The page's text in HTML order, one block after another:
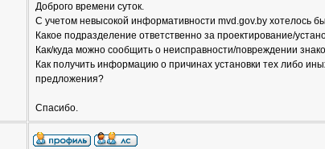
Доброго времени суток.
С учетом невысокой информативности mvd.gov.by хотелось
Какое подразделение ответственно за проектирование/
Как/куда можно сообщить о неисправности/повреждении
Как получить информацию о причинах установки тех либо
предложения?
Спасибо.